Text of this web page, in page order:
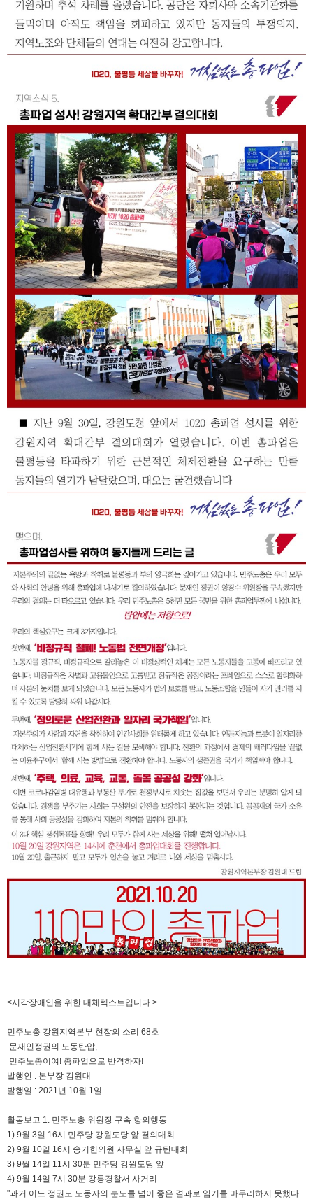
<시각장애인을 위한 대체텍스트입니다.>
민주노총 강원지역본부 현장의 소리 68호
문재인정권의 노동탄압,
민주노총이여! 총파업으로 반격하자!
발행인 : 본부장 김원대
발행일 : 2021년 10월 1일
활동보고 1. 민주노총 위원장 구속 항의행동
1) 9월 3일 16시 민주당 강원도당 앞 결의대회
2) 9월 10일 16시 송기헌의원 사무실 앞 규탄대회
3) 9월 14일 11시 30분 민주당 강원도당 앞
4) 9월 14일 7시 30분 강릉경찰서 사거리
"과거 어느 정권도 노동자의 분노를 넘어 좋은 결과로 임기를 마무리하지 못했다